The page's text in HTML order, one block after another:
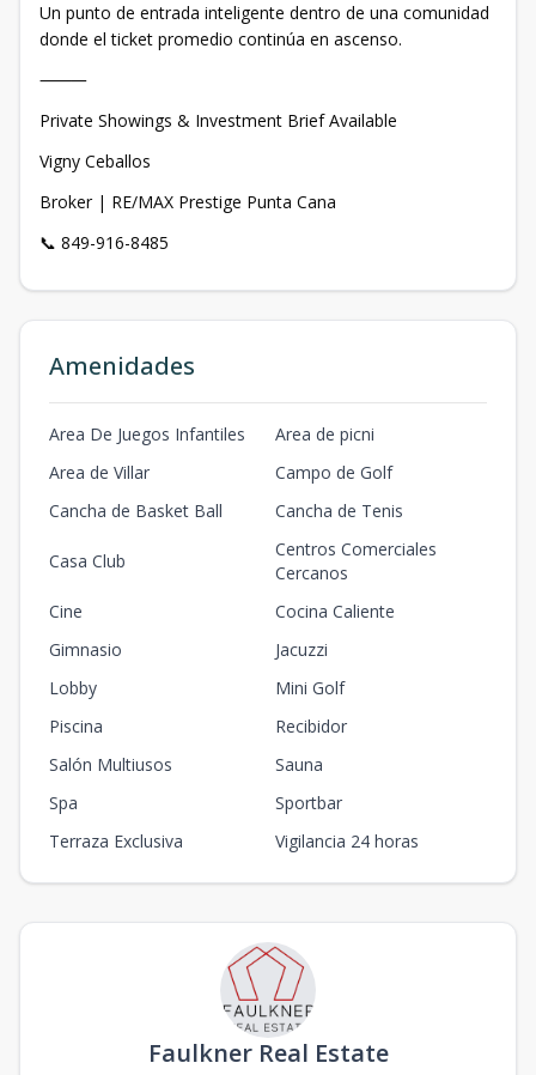
Un punto de entrada inteligente dentro de una comunidad
donde el ticket promedio continúa en ascenso.
⸻
Private Showings & Investment Brief Available
Vigny Ceballos
Broker | RE/MAX Prestige Punta Cana
📞 849-916-8485
Amenidades
Area De Juegos Infantiles
Area de picni
Area de Villar
Campo de Golf
Cancha de Basket Ball
Cancha de Tenis
Casa Club
Centros Comerciales
Cercanos
Cine
Cocina Caliente
Gimnasio
Jacuzzi
Lobby
Mini Golf
Piscina
Recibidor
Salón Multiusos
Sauna
Spa
Sportbar
Terraza Exclusiva
Vigilancia 24 horas
Faulkner Real Estate